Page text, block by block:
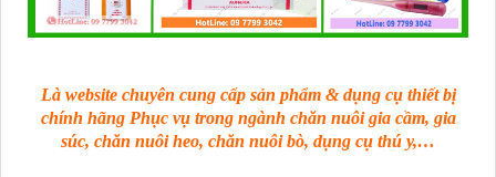
Là website chuyên cung cấp sản phẩm & dụng cụ thiết bị
chính hãng Phục vụ trong ngành chăn nuôi gia cầm, gia
súc, chăn nuôi heo, chăn nuôi bò, dụng cụ thú y,…